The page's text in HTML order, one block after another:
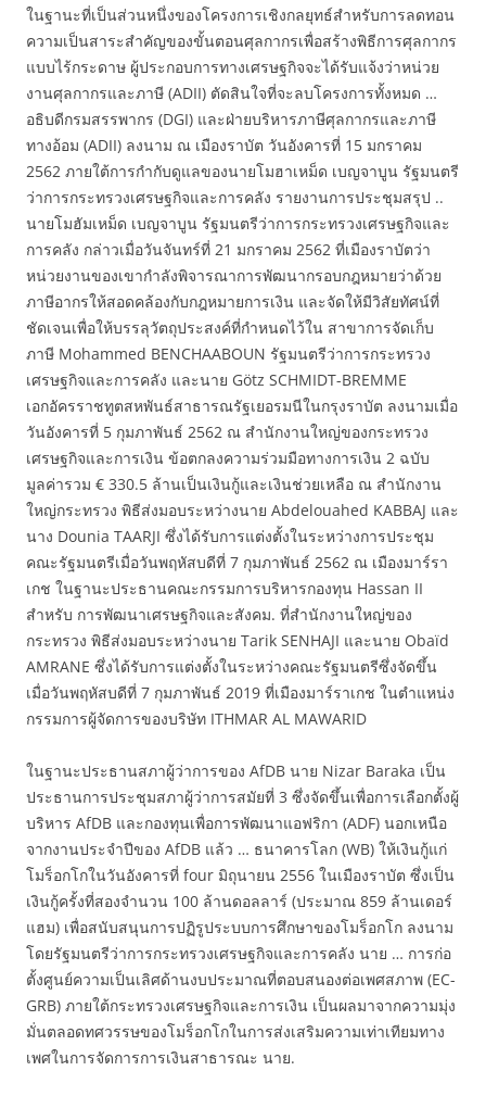
ในฐานะที่เป็นส่วนหนึ่งของโครงการเชิงกลยุทธ์สำหรับการลดทอน
ความเป็นสาระสำคัญของขั้นตอนศุลกากรเพื่อสร้างพิธีการศุลกากร
แบบไร้กระดาษ ผู้ประกอบการทางเศรษฐกิจจะได้รับแจ้งว่าหน่วย
งานศุลกากรและภาษี (ADII) ตัดสินใจที่จะลบโครงการทั้งหมด …
อธิบดีกรมสรรพากร (DGI) และฝ่ายบริหารภาษีศุลกากรและภาษี
ทางอ้อม (ADII) ลงนาม ณ เมืองราบัต วันอังคารที่ 15 มกราคม
2562 ภายใต้การกำกับดูแลของนายโมฮาเหม็ด เบญจาบูน รัฐมนตรี
ว่าการกระทรวงเศรษฐกิจและการคลัง รายงานการประชุมสรุป ..
นายโมฮัมเหม็ด เบญจาบูน รัฐมนตรีว่าการกระทรวงเศรษฐกิจและ
การคลัง กล่าวเมื่อวันจันทร์ที่ 21 มกราคม 2562 ที่เมืองราบัตว่า
หน่วยงานของเขากำลังพิจารณาการพัฒนากรอบกฎหมายว่าด้วย
ภาษีอากรให้สอดคล้องกับกฎหมายการเงิน และจัดให้มีวิสัยทัศน์ที่
ชัดเจนเพื่อให้บรรลุวัตถุประสงค์ที่กำหนดไว้ใน สาขาการจัดเก็บ
ภาษี Mohammed BENCHAABOUN รัฐมนตรีว่าการกระทรวง
เศรษฐกิจและการคลัง และนาย Götz SCHMIDT-BREMME
เอกอัครราชทูตสหพันธ์สาธารณรัฐเยอรมนีในกรุงราบัต ลงนามเมื่อ
วันอังคารที่ 5 กุมภาพันธ์ 2562 ณ สำนักงานใหญ่ของกระทรวง
เศรษฐกิจและการเงิน ข้อตกลงความร่วมมือทางการเงิน 2 ฉบับ
มูลค่ารวม € 330.5 ล้านเป็นเงินกู้และเงินช่วยเหลือ ณ สำนักงาน
ใหญ่กระทรวง พิธีส่งมอบระหว่างนาย Abdelouahed KABBAJ และ
นาง Dounia TAARJI ซึ่งได้รับการแต่งตั้งในระหว่างการประชุม
คณะรัฐมนตรีเมื่อวันพฤหัสบดีที่ 7 กุมภาพันธ์ 2562 ณ เมืองมาร์รา
เกช ในฐานะประธานคณะกรรมการบริหารกองทุน Hassan II
สำหรับ การพัฒนาเศรษฐกิจและสังคม. ที่สำนักงานใหญ่ของ
กระทรวง พิธีส่งมอบระหว่างนาย Tarik SENHAJI และนาย Obaïd
AMRANE ซึ่งได้รับการแต่งตั้งในระหว่างคณะรัฐมนตรีซึ่งจัดขึ้น
เมื่อวันพฤหัสบดีที่ 7 กุมภาพันธ์ 2019 ที่เมืองมาร์ราเกช ในตำแหน่ง
กรรมการผู้จัดการของบริษัท ITHMAR AL MAWARID
ในฐานะประธานสภาผู้ว่าการของ AfDB นาย Nizar Baraka เป็น
ประธานการประชุมสภาผู้ว่าการสมัยที่ 3 ซึ่งจัดขึ้นเพื่อการเลือกตั้งผู้
บริหาร AfDB และกองทุนเพื่อการพัฒนาแอฟริกา (ADF) นอกเหนือ
จากงานประจำปีของ AfDB แล้ว … ธนาคารโลก (WB) ให้เงินกู้แก่
โมร็อกโกในวันอังคารที่ four มิถุนายน 2556 ในเมืองราบัต ซึ่งเป็น
เงินกู้ครั้งที่สองจำนวน 100 ล้านดอลลาร์ (ประมาณ 859 ล้านเดอร์
แฮม) เพื่อสนับสนุนการปฏิรูประบบการศึกษาของโมร็อกโก ลงนาม
โดยรัฐมนตรีว่าการกระทรวงเศรษฐกิจและการคลัง นาย … การก่อ
ตั้งศูนย์ความเป็นเลิศด้านงบประมาณที่ตอบสนองต่อเพศสภาพ (EC-
GRB) ภายใต้กระทรวงเศรษฐกิจและการเงิน เป็นผลมาจากความมุ่ง
มั่นตลอดทศวรรษของโมร็อกโกในการส่งเสริมความเท่าเทียมทาง
เพศในการจัดการการเงินสาธารณะ นาย.